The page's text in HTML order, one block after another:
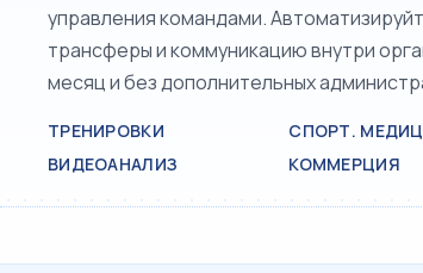
управления командами.
трансферы и коммуникацию внутри
месяц и без дополнительных
ТРЕНИРОВКИ СПОРТ.
ВИДЕОАНАЛИЗ
КОММЕРЦИЯ